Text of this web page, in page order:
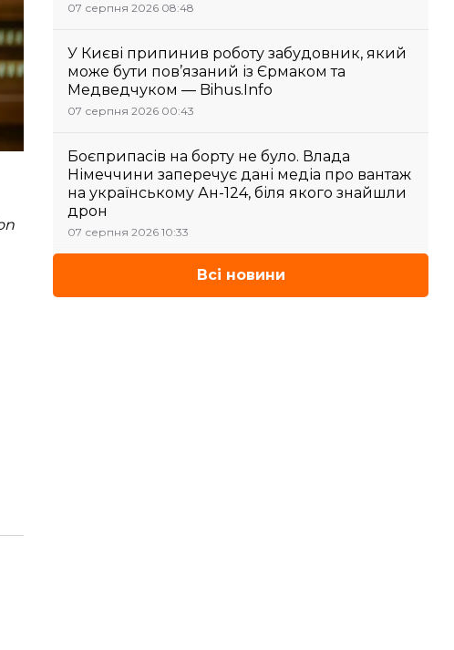
07 серпня 2026 08:48
У Києві припинив роботу забудовник, який
може бути пов’язаний із Єрмаком та
Медведчуком — Bihus.Info
07 серпня 2026 00:43
Боєприпасів на борту не було. Влада
Німеччини заперечує дані медіа про вантаж
на українському Ан-124, біля якого знайшли
дрон
07 серпня 2026 10:33
Всі новини